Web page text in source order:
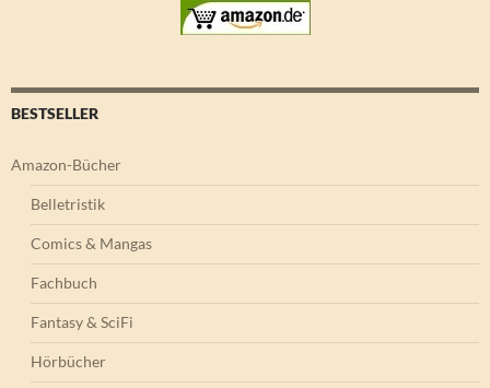
BESTSELLER
Amazon-Bücher
Belletristik
Comics & Mangas
Fachbuch
Fantasy & SciFi
Hörbücher